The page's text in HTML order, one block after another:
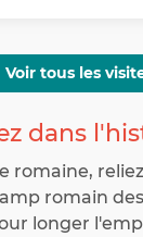
Voir tous les
dans
romain
longer